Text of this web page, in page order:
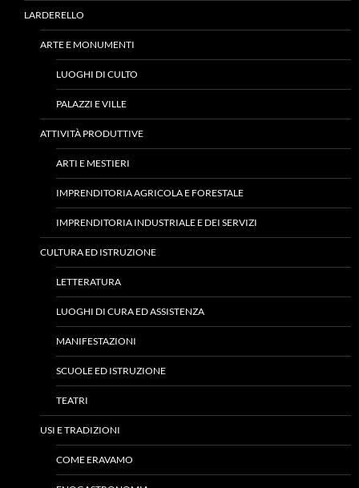
LARDERELLO
ARTE E MONUMENTI
LUOGHI DI CULTO
PALAZZI E VILLE
ATTIVITÀ PRODUTTIVE
ARTI E MESTIERI
IMPRENDITORIA AGRICOLA E FORESTALE
IMPRENDITORIA INDUSTRIALE E DEI SERVIZI
CULTURA ED ISTRUZIONE
LETTERATURA
LUOGHI DI CURA ED ASSISTENZA
MANIFESTAZIONI
SCUOLE ED ISTRUZIONE
TEATRI
USI E TRADIZIONI
COME ERAVAMO